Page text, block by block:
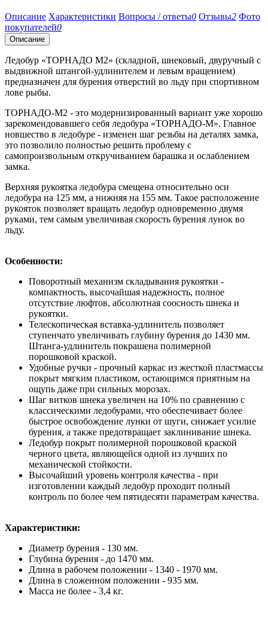
Описание Характеристики Вопросы / ответы0 Отзывы2 Фото
покупателей0
Описание
Ледобур «ТОРНАДО М2» (складной, шнековый, двуручный с
выдвижной штангой-удлинителем и левым вращением)
предназначен для бурения отверстий во льду при спортивном
лове рыбы.
ТОРНАДО-М2 - это модернизированный вариант уже хорошо
зарекомендовавшего себя ледобура «ТОРНАДО-М». Главное
новшество в ледобуре - изменен шаг резьбы на деталях замка,
это позволило полностью решить проблему с
самопроизвольным откручиванием барашка и ослаблением
замка.
Верхняя рукоятка ледобура смещена относительно оси
ледобура на 125 мм, а нижняя на 155 мм. Такое расположение
рукояток позволяет вращать ледобур одновременно двумя
руками, тем самым увеличивая скорость бурения лунок во
льду.
Особенности:
Поворотный механизм складывания рукоятки -
компактность, высочайшая надежность, полное
отсутствие люфтов, абсолютная соосность шнека и
рукоятки.
Телескопическая вставка-удлинитель позволяет
ступенчато увеличивать глубину бурения до 1430 мм.
Штанга-удлинитель покрашена полимерной
порошковой краской.
Удобные ручки - прочный каркас из жесткой пластмассы
покрыт мягким пластиком, остающимся приятным на
ощупь даже при сильных морозах.
Шаг витков шнека увеличен на 10% по сравнению с
классическими ледобурами, что обеспечивает более
быстрое освобождение лунки от шуги, снижает усилие
бурения, а также предотвращает заклинивание шнека.
Ледобур покрыт полимерной порошковой краской
черного цвета, являющейся одной из лучших по
механической стойкости.
Высочайший уровень контроля качества - при
изготовлении каждый ледобур проходит полный
контроль по более чем пятидесяти параметрам качества.
Характеристики:
Диаметр бурения - 130 мм.
Глубина бурения - до 1470 мм.
Длина в рабочем положении - 1340 - 1970 мм.
Длина в сложенном положении - 935 мм.
Масса не более - 3,4 кг.